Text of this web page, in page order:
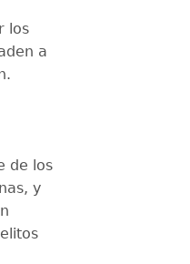
los
a
de los
y